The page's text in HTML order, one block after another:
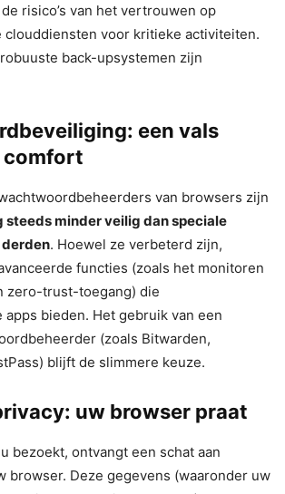
risico’s van het vertrouwen op
clouddiensten voor kritieke activiteiten.
back-upsystemen zijn
een vals
comfort
van browsers zijn
steeds minder veilig dan speciale
. Hoewel ze verbeterd zijn,
functies (zoals het monitoren
zero-trust-toegang) die
bieden. Het gebruik van een
(zoals Bitwarden,
blijft de slimmere keuze.
uw browser praat
bezoekt, ontvangt een schat aan
browser. Deze gegevens (waaronder uw